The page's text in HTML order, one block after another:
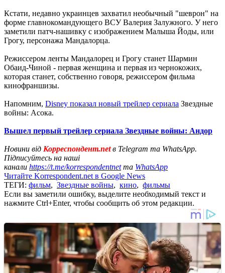
Кстати, недавно украинцев захватил необычный "шеврон" на
форме главнокомандующего ВСУ Валерия Залужного. У него
заметили патч-нашивку с изображением Малыша Йоды, или
Грогу, персонажа Мандалорца.
Режиссером ленты Мандалорец и Грогу станет Шармин
Обаид-Чиной - первая женщина и первая из чернокожих,
которая станет, собственно говоря, режиссером фильма
кинофраншизы.
Напомним, Disney показал новый трейлер сериала Звездные
войны: Асока.
Вышел первый трейлер сериала Звездные войны: Андор
Новини від Корреспондент.netв Telegram та WhatsApp.
Підписуйтесь на наші
канали https://t.me/korrespondentnetта WhatsApp
Читайте Korrespondent.net в Google News
ТЕГИ: фильм, Звездные войны, кино, фильмы
Если вы заметили ошибку, выделите необходимый текст и
нажмите Ctrl+Enter, чтобы сообщить об этом редакции.